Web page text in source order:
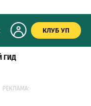
КЛУБ УП
ГИД
РЕКЛАМА: